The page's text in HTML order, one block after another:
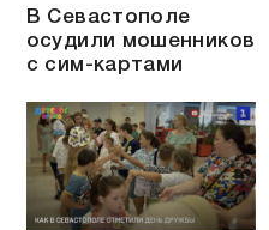
В Севастополе
осудили мошенников
с сим-картами